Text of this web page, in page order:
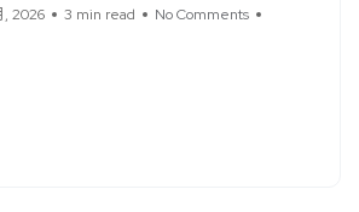
, 2026 3 min read No Comments